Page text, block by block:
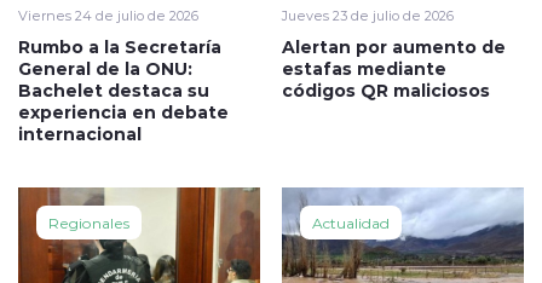
Viernes 24 de julio de 2026
Rumbo a la Secretaría
General de la ONU:
Bachelet destaca su
experiencia en debate
internacional
Jueves 23 de julio de 2026
Alertan por aumento de
estafas mediante
códigos QR maliciosos
Regionales Actualidad